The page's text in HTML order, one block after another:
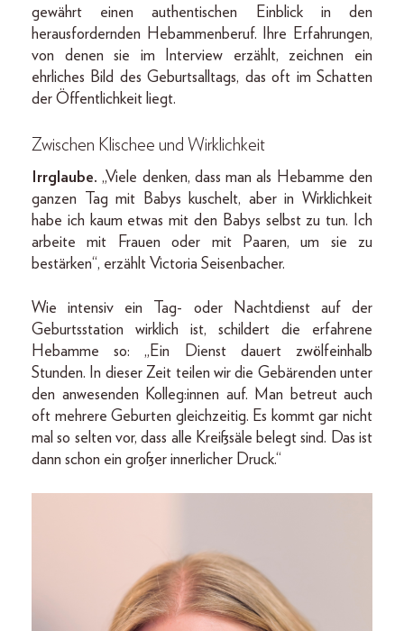
gewährt einen authentischen Einblick in den
herausfordernden Hebammenberuf. Ihre Erfahrungen,
von denen sie im Interview erzählt, zeichnen ein
ehrliches Bild des Geburtsalltags, das oft im Schatten
der Öffentlichkeit liegt.
Zwischen Klischee und Wirklichkeit
Irrglaube.„Viele denken, dass man als Hebamme den
ganzen Tag mit Babys kuschelt, aber in Wirklichkeit
habe ich kaum etwas mit den Babys selbst zu tun. Ich
arbeite mit Frauen oder mit Paaren, um sie zu
bestärken“, erzählt Victoria Seisenbacher.
Wie intensiv ein Tag- oder Nachtdienst auf der
Geburtsstation wirklich ist, schildert die erfahrene
Hebamme so: „Ein Dienst dauert zwölfeinhalb
Stunden. In dieser Zeit teilen wir die Gebärenden unter
den anwesenden Kolleg:innen auf. Man betreut auch
oft mehrere Geburten gleichzeitig. Es kommt gar nicht
mal so selten vor, dass alle Kreißsäle belegt sind. Das ist
dann schon ein großer innerlicher Druck.“